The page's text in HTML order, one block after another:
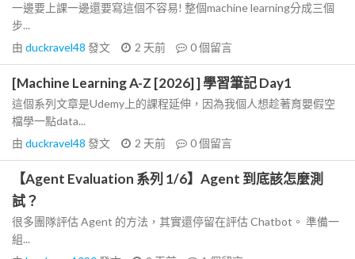
一邊要上課一邊還要寫這個不容易! 整個machine learning分成三個
步...
由 duckravel48 發文 2 天前 0個留言
[Machine Learning A-Z [2026] ] 學習筆記 Day1
這個系列文章是Udemy上的課程延伸，因為我個人想趁著育嬰假空
檔學一點data...
由 duckravel48 發文 2 天前 0個留言
【Agent Evaluation 系列 1/6】Agent 到底該怎麼測
試？
很多團隊評估 Agent 的方法，其實還停留在評估 Chatbot。 準備一
組...